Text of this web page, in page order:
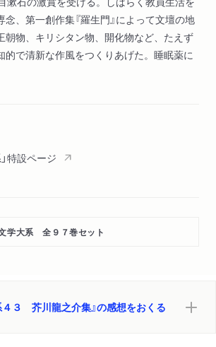
念、第一創作集『羅生門』によって文壇の地
朝物、キリシタン物、開化物など、たえず
的で清新な作風をつくりあげた。睡眠薬に
特設ページ
学大系 全９７巻セット
４３ 芥川龍之介集』の感想をおくる